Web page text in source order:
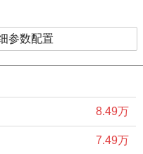
参数配置
8.49万
7.49万